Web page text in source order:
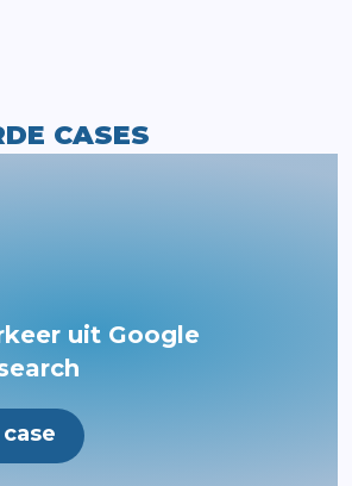
CASES
uit Google